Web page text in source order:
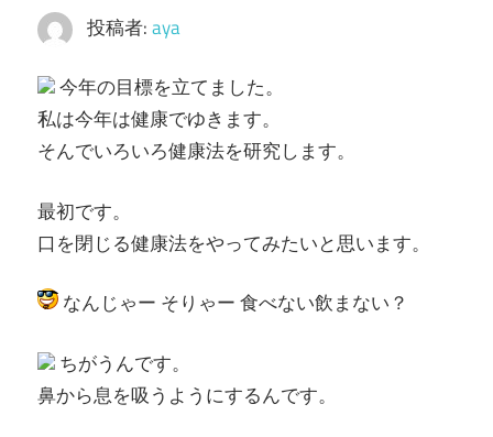
し
の
空
間
投稿者:aya
今年の目標を立てました。
私は今年は健康でゆきます。
そんでいろいろ健康法を研究します。
最初です。
口を閉じる健康法をやってみたいと思います。
なんじゃー そりゃー 食べない飲まない？
ちがうんです。
鼻から息を吸うようにするんです。